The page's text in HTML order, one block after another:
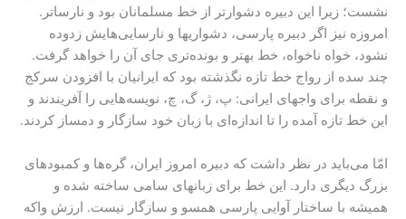
نشست؛ زیرا این دبیره دشوارتر از خط مسلمانان بود و نارساتر.
امروزه نیز اگر دبیره پارسی، دشواریها و نارسایی‌هایش زدوده
نشود، خواه ناخواه، خط بهتر و بونده‌تری جای آن را خواهد گرفت.
چند سده از رواج خط تازه نگذشته بود که ایرانیان با افزودن سرکج
و نقطه برای واجهای ایرانی: پ، ژ، گ، چ، نویسه‌هایی را آفریندند و
این خط تازه آمده را تا اندازه‌ای با زبان خود سازگار و دمساز کردند.
امّا می‌باید در نظر داشت که دبیره امروز ایران، گره‌ها و کمبودهای
بزرگ دیگری دارد. این خط برای زبانهای سامی ساخته شده و
همیشه با ساختار آوایی پارسی همسو و سازگار نیست. ارزش واکه